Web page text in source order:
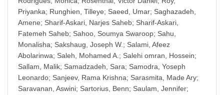
Priyanka; Runghien, Tilleye; Saeed, Umar; Saghazadeh,
Amene; Sharif-Askari, Narjes Saheb; Sharif-Askari,
Fatemeh Saheb; Sahoo, Soumya Swaroop; Sahu,
Monalisha; Sakshaug, Joseph W. ; Salami, Afeez
Abolarinwa; Saleh, Mohamed A. ; Salehi omran, Hossein;
Sallam, Malik; Samadzadeh, Sara; Samodra, Yoseph
Leonardo; Sanjeev, Rama Krishna; Sarasmita, Made Ary;
Saravanan, Aswini; Sartorius, Benn; Saulam, Jennifer;